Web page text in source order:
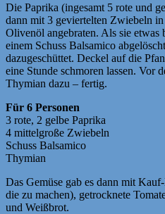
Die Paprika (ingesamt 5 rote und
dann mit 3 geviertelten Zwiebeln
Olivenöl angebraten. Als sie etwas
einem Schuss Balsamico
dazugeschüttet. Deckel auf die
eine Stunde schmoren lassen. Vor
Thymian dazu – fertig.
Für 6 Personen
3 rote, 2 gelbe Paprika
4 mittelgroße Zwiebeln
Schuss Balsamico
Thymian
Das Gemüse gab es dann mit
die zu machen), getrocknete
und Weißbrot.